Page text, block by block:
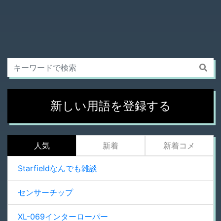
新しい用語を登録する
人気 新着 新着コメ
Starfieldなんでも雑談
センサーチップ
XL-069インターローパー